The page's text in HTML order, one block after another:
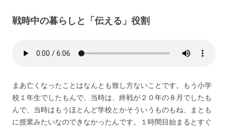
戦時中の暮らしと「伝える」役割
まあ亡くなったことはなんとも致し方ないことです。もう小学
校１年生でしたもんで、当時は、終戦が２０年の８月でしたも
んで、当時はもうほとんど学校とかそういうものもね、まとも
に授業みたいなのできなかったんです。１時間目始まるとすぐ